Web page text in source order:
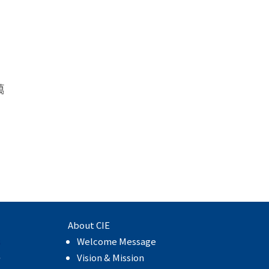
About CIE
Welcome Message
Vision & Mission